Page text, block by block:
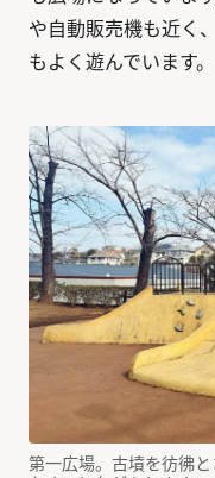
や自動販売機も近く
もよく遊んでいます。
第一広場。古墳を彷彿